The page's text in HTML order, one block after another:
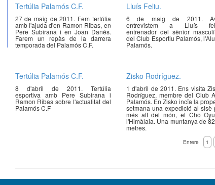
Tertúlia Palamós C.F.
27 de maig de 2011. Fem tertúlia
amb l'ajuda d'en Ramon Ribas, en
Pere Subirana i en Joan Danés.
Farem un repàs de la darrera
temporada del Palamós C.F.
Lluís Feliu.
6 de maig de 2011.
entrevistem a Lluís
entrenador del sènior
del Club Esportiu Palamós,
Palamós.
Tertúlia Palamós C.F.
8 d'abril de 2011. Tertúlia
esportiva amb Pere Subirana i
Ramon Ribas sobre l'actualitat del
Palamós C.F
Zisko Rodríguez.
1 d'abril de 2011. Ens visita
Rodríguez, membre del Club
Palamós. En Zisko incïa la
setmana una expedició al sisè
més alt del món, el Cho
l'Himàlaia. Una muntanya de
metres.
Enrere 1